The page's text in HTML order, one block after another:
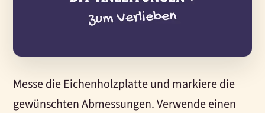
Messe die Eichenholzplatte und markiere die
gewünschten Abmessungen. Verwende einen